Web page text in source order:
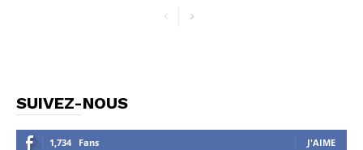
SUIVEZ-NOUS
1,734 Fans J'AIME